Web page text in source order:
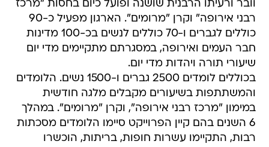
וובר ורעיתו הרבנית שושנה ופועל כיום בחסות "מרכז
רבני אירופה" וקרן "מרומים". הארגון מפעיל כ-90
כוללים לגברים ו-70 כוללים לנשים בכ-100 מדינות
חבר העמים ואירופה, במסגרתם מתקיימים מדי יום
שיעורי תורה ויהדות מדי יום.
בכוללים לומדים 2500 גברים ו-1500 נשים. הלומדים
והמשתתפות בשיעורים מקבלים מלגה חודשית
במימון "מרכז רבני אירופה", וקרן "מרומים". במהלך
6 השנים בהם קיין הפרוייקט סיימו הלומדים מסכתות
רבות, התקיימו עשרות חופות, בריתות, הוכשרו